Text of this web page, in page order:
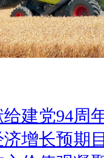
给建党94周
济增长预期